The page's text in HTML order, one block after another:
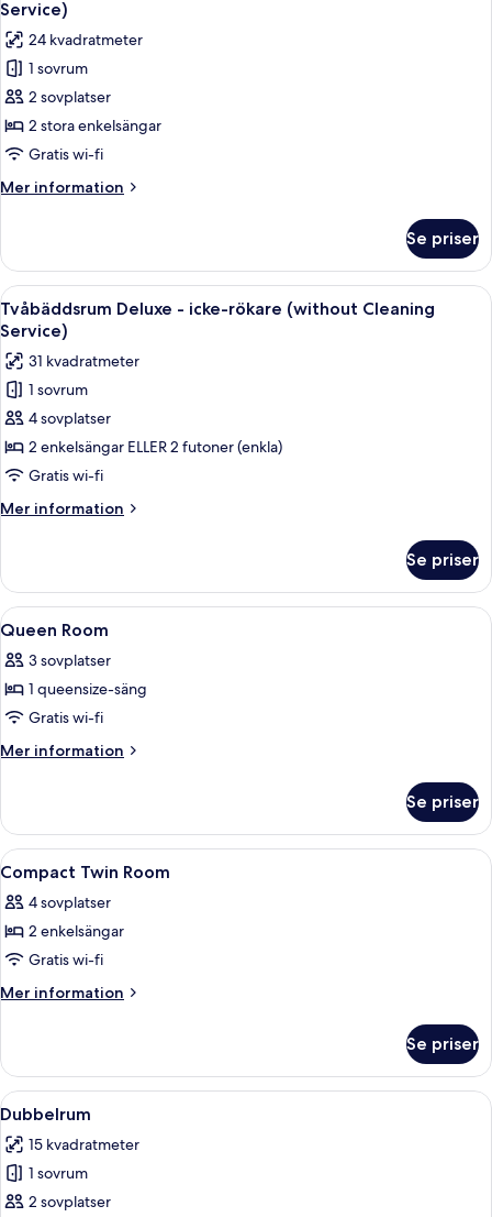
without
Cleaning
Service)
foton
för
Superior
tvåbäddsrum
-
icke-
rökare
(without
Service)
Service)
24 kvadratmeter
1 sovrum
2 sovplatser
2 stora enkelsängar
Gratis wi-fi
Mer information
Mer
tvåbäddsrum
icke-
rökare
(without
Cleaning
Service)
Se priser
Öppna
alla
foton
för
Tvåbäddsrum
Deluxe
-
icke-
rökare
(without
Service)
Ett hotellrum med en stor säng, ett
6
Tvåbäddsrum Deluxe - icke-rökare (without Cleaning
Service)
31 kvadratmeter
1 sovrum
4 sovplatser
2 enkelsängar ELLER 2 futoner (enkla)
Gratis wi-fi
Mer information
Mer
Deluxe
icke-
(without
Cleaning
Se priser
Öppna
alla
foton
för
Queen
Room
Värdeförvaringsskåp på rummet,
5
Queen Room
3 sovplatser
1 queensize-säng
Gratis wi-fi
Mer information
Mer
Room
Se priser
Öppna
alla
foton
för
Compact
Twin
Värdeförvaringsskåp på rummet,
6
Compact Twin Room
4 sovplatser
2 enkelsängar
Gratis wi-fi
Mer information
Mer
Twin
Room
Se priser
Öppna
alla
foton
för
Dubbelrum
Ett hotellrum med en stor säng, en
5
Dubbelrum
15 kvadratmeter
1 sovrum
2 sovplatser